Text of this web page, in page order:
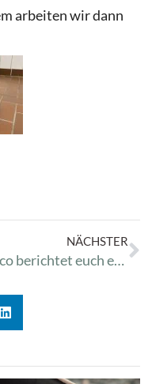
arbeiten wir dann
NÄCHSTER
Bosco berichtet euch erneut